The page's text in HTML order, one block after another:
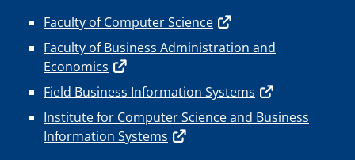
Faculty of Computer Science
Faculty of Business Administration and
Economics
Field Business Information Systems
Institute for Computer Science and Business
Information Systems